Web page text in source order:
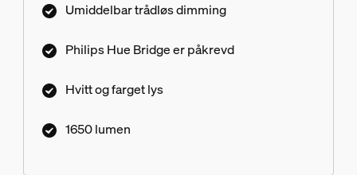
Umiddelbar trådløs dimming
Philips Hue Bridge er påkrevd
Hvitt og farget lys
1650 lumen